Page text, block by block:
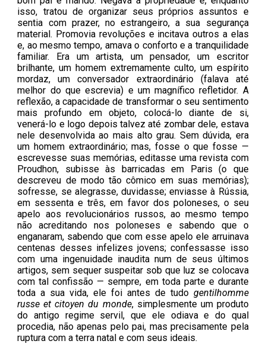
isso, tratou de organizar seus próprios assuntos e
sentia com prazer, no estrangeiro, a sua segurança
material. Promovia revoluções e incitava outros a elas
e, ao mesmo tempo, amava o conforto e a tranquilidade
familiar. Era um artista, um pensador, um escritor
brilhante, um homem extremamente culto, um espírito
mordaz, um conversador extraordinário (falava até
melhor do que escrevia) e um magnífico refletidor. A
reflexão, a capacidade de transformar o seu sentimento
mais profundo em objeto, colocá-lo diante de si,
venerá-lo e logo depois talvez até zombar dele, estava
nele desenvolvida ao mais alto grau. Sem dúvida, era
um homem extraordinário; mas, fosse o que fosse —
escrevesse suas memórias, editasse uma revista com
Proudhon, subisse às barricadas em Paris (o que
descreveu de modo tão cômico em suas memórias);
sofresse, se alegrasse, duvidasse; enviasse à Rússia,
em sessenta e três, em favor dos poloneses, o seu
apelo aos revolucionários russos, ao mesmo tempo
não acreditando nos poloneses e sabendo que o
enganaram, sabendo que com esse apelo ele arruinava
centenas desses infelizes jovens; confessasse isso
com uma ingenuidade inaudita num de seus últimos
artigos, sem sequer suspeitar sob que luz se colocava
com tal confissão — sempre, em toda parte e durante
toda a sua vida, ele foi antes de tudo gentilhomme
russe et citoyen du monde, simplesmente um produto
do antigo regime servil, que ele odiava e do qual
procedia, não apenas pelo pai, mas precisamente pela
ruptura com a terra natal e com seus ideais.